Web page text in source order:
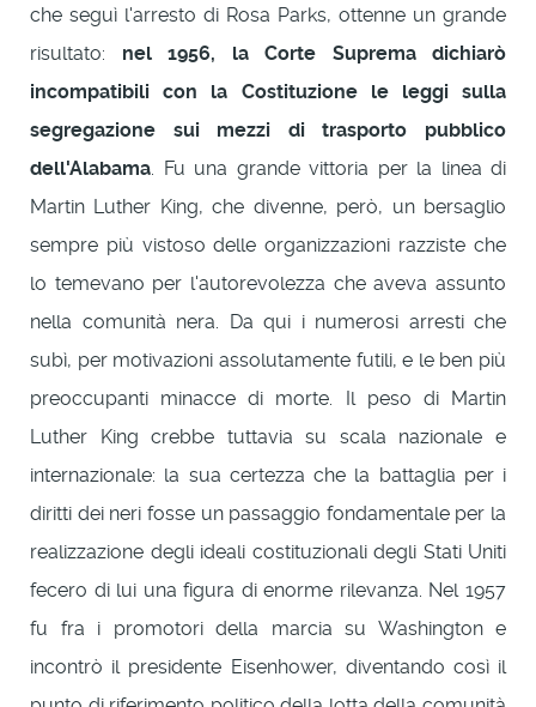
che seguì l'arresto di Rosa Parks, ottenne un grande
risultato: nel 1956, la Corte Suprema dichiarò
incompatibili con la Costituzione le leggi sulla
segregazione sui mezzi di trasporto pubblico
dell'Alabama . Fu una grande vittoria per la linea di
Martin Luther King, che divenne, però, un bersaglio
sempre più vistoso delle organizzazioni razziste che
lo temevano per l'autorevolezza che aveva assunto
nella comunità nera. Da qui i numerosi arresti che
subì, per motivazioni assolutamente futili, e le ben più
preoccupanti minacce di morte. Il peso di Martin
Luther King crebbe tuttavia su scala nazionale e
internazionale: la sua certezza che la battaglia per i
diritti dei neri fosse un passaggio fondamentale per la
realizzazione degli ideali costituzionali degli Stati Uniti
fecero di lui una figura di enorme rilevanza. Nel 1957
fu fra i promotori della marcia su Washington e
incontrò il presidente Eisenhower, diventando così il